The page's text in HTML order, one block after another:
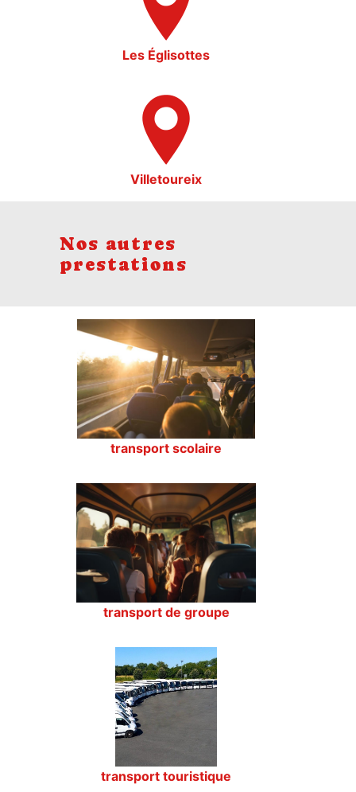
Les Églisottes
Villetoureix
Nos autres
prestations
transport scolaire
transport de groupe
transport touristique